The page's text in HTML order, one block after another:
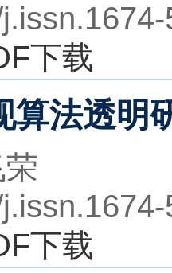
下载
算法透明
下载